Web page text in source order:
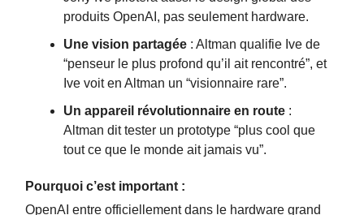
produits OpenAI, pas seulement hardware.
Une vision partagée : Altman qualifie Ive de
“penseur le plus profond qu’il ait rencontré”, et
Ive voit en Altman un “visionnaire rare”.
Un appareil révolutionnaire en route :
Altman dit tester un prototype “plus cool que
tout ce que le monde ait jamais vu”.
Pourquoi c’est important :
OpenAI entre officiellement dans le hardware grand